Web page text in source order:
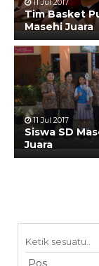
11 Jul 2017
Tim Basket
Masehi Juara
11 Jul 2017
Siswa SD
Juara